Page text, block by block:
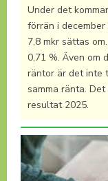
Under det
förrän i
7,8 mkr sättas
0,71 %. Även om
räntor är det inte
samma ränta.
resultat 2025.